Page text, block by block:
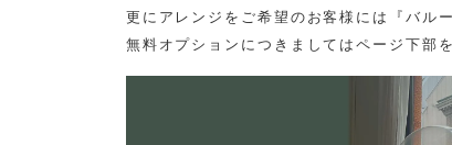
更にアレンジをご希望のお客様には『バル
無料オプションにつきましてはページ下部